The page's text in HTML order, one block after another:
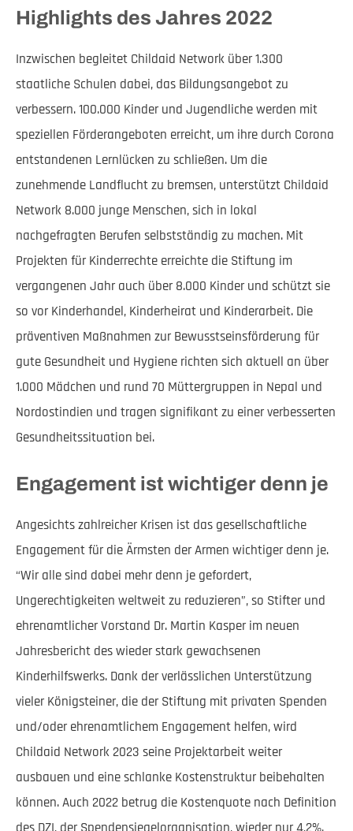
Highlights des Jahres 2022
Inzwischen begleitet Childaid Network über 1.300
staatliche Schulen dabei, das Bildungsangebot zu
verbessern. 100.000 Kinder und Jugendliche werden mit
speziellen Förderangeboten erreicht, um ihre durch Corona
entstandenen Lernlücken zu schließen. Um die
zunehmende Landflucht zu bremsen, unterstützt Childaid
Network 8.000 junge Menschen, sich in lokal
nachgefragten Berufen selbstständig zu machen. Mit
Projekten für Kinderrechte erreichte die Stiftung im
vergangenen Jahr auch über 8.000 Kinder und schützt sie
so vor Kinderhandel, Kinderheirat und Kinderarbeit. Die
präventiven Maßnahmen zur Bewusstseinsförderung für
gute Gesundheit und Hygiene richten sich aktuell an über
1.000 Mädchen und rund 70 Müttergruppen in Nepal und
Nordostindien und tragen signifikant zu einer verbesserten
Gesundheitssituation bei.
Engagement ist wichtiger denn je
Angesichts zahlreicher Krisen ist das gesellschaftliche
Engagement für die Ärmsten der Armen wichtiger denn je.
“Wir alle sind dabei mehr denn je gefordert,
Ungerechtigkeiten weltweit zu reduzieren”, so Stifter und
ehrenamtlicher Vorstand Dr. Martin Kasper im neuen
Jahresbericht des wieder stark gewachsenen
Kinderhilfswerks. Dank der verlässlichen Unterstützung
vieler Königsteiner, die der Stiftung mit privaten Spenden
und/oder ehrenamtlichem Engagement helfen, wird
Childaid Network 2023 seine Projektarbeit weiter
ausbauen und eine schlanke Kostenstruktur beibehalten
können. Auch 2022 betrug die Kostenquote nach Definition